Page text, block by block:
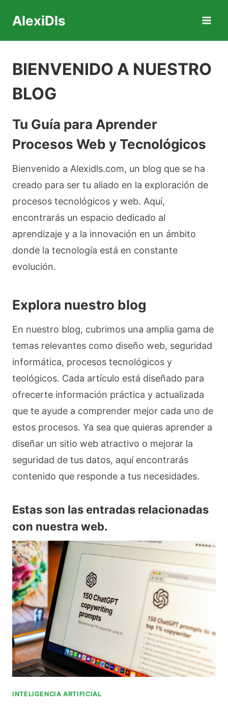
contenido
AlexiDls
BIENVENIDO A NUESTRO
BLOG
Tu Guía para Aprender
Procesos Web y Tecnológicos
Bienvenido a Alexidls.com, un blog que se ha
creado para ser tu aliado en la exploración de
procesos tecnológicos y web. Aquí,
encontrarás un espacio dedicado al
aprendizaje y a la innovación en un ámbito
donde la tecnología está en constante
evolución.
Explora nuestro blog
En nuestro blog, cubrimos una amplia gama de
temas relevantes como diseño web, seguridad
informática, procesos tecnológicos y
teológicos. Cada artículo está diseñado para
ofrecerte información práctica y actualizada
que te ayude a comprender mejor cada uno de
estos procesos. Ya sea que quieras aprender a
diseñar un sitio web atractivo o mejorar la
seguridad de tus datos, aquí encontrarás
contenido que responde a tus necesidades.
Estas son las entradas relacionadas
con nuestra web.
INTELIGENCIA ARTIFICIAL